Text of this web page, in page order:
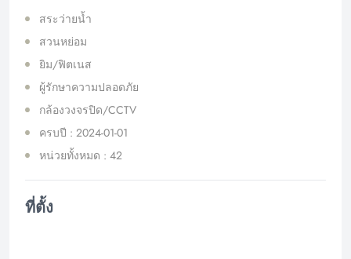
สระว่ายน้ำ
สวนหย่อม
ยิม/ฟิตเนส
ผู้รักษาความปลอดภัย
กล้องวงจรปิด/CCTV
ครบปี : 2024-01-01
หน่วยทั้งหมด : 42
ที่ตั้ง